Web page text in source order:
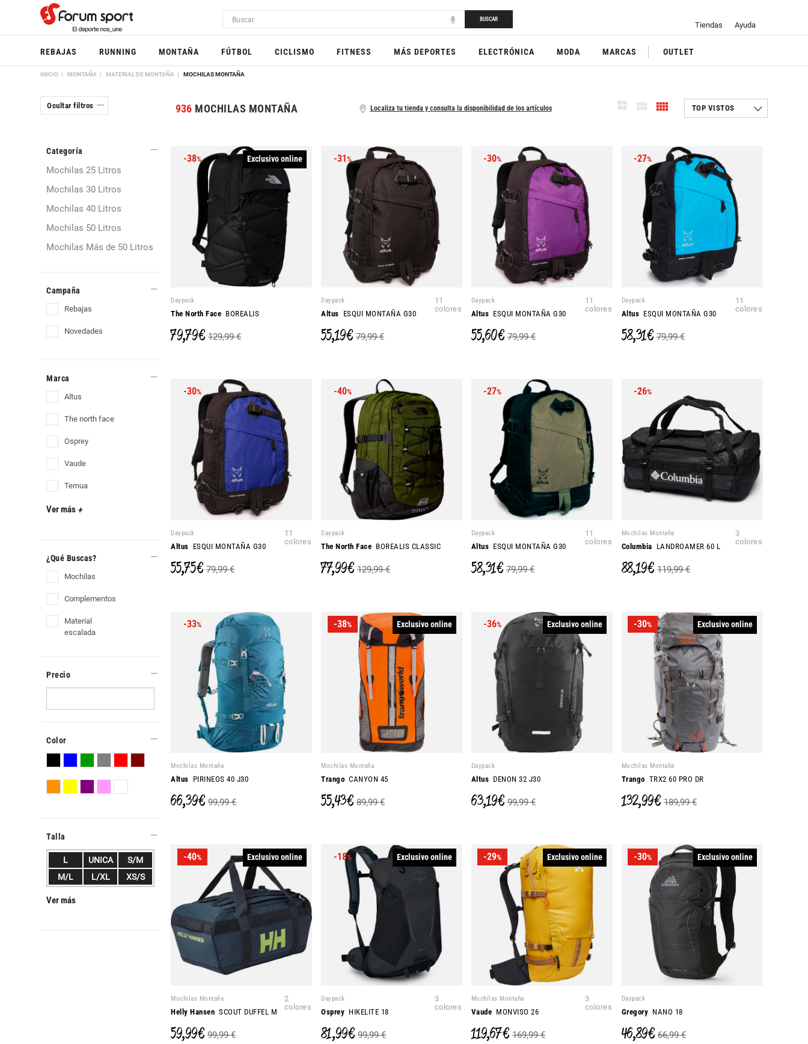
BUSCAR
Tiendas Ayuda
REBAJAS RUNNING MONTAÑA FÚTBOL CICLISMO FITNESS MÁS DEPORTES ELECTRÓNICA MODA MARCAS OUTLET
INICIO MONTAÑA MATERIAL DE MONTAÑA MOCHILAS MONTAÑA
Localiza tu tienda y consulta la disponibilidad de los artículos
936 MOCHILAS MONTAÑA
-38% Exclusivo online
Daypack
The North Face BOREALIS
79,79 € 129,99 €
-31%
Daypack
Altus ESQUI MONTAÑA G30
11
colores
55,19 € 79,99 €
-30%
Daypack
Altus ESQUI MONTAÑA G30
11
colores
55,60 € 79,99 €
-27%
Daypack
Altus ESQUI MONTAÑA G30
11
colores
58,31 € 79,99 €
-30%
Daypack
Altus ESQUI MONTAÑA G30
11
colores
55,75 € 79,99 €
-40%
Daypack
The North Face BOREALIS CLASSIC
77,99 € 129,99 €
-27%
Daypack
Altus ESQUI MONTAÑA G30
11
colores
58,31 € 79,99 €
-26%
Mochilas Montaña
Columbia LANDROAMER 60 L
3
colores
88,19 € 119,99 €
-33%
Mochilas Montaña
Altus PIRINEOS 40 J30
66,39 € 99,99 €
-38% Exclusivo online
Mochilas Montaña
Trango CANYON 45
55,43 € 89,99 €
-36% Exclusivo online
Daypack
Altus DENON 32 J30
63,19 € 99,99 €
-30% Exclusivo online
Mochilas Montaña
Trango TRX2 60 PRO DR
132,99 € 189,99 €
-40% Exclusivo online
Mochilas Montaña
Helly Hansen SCOUT DUFFEL M
2
colores
59,99 € 99,99 €
-18% Exclusivo online
Daypack
Osprey HIKELITE 18
3
colores
81,99 € 99,99 €
-29% Exclusivo online
Mochilas Montaña
Vaude MONVISO 26
3
colores
119,67 € 169,99 €
-30% Exclusivo online
Daypack
Gregory NANO 18
46,89 € 66,99 €
Ocultar filtros
Categoría
Mochilas 25 Litros
Mochilas 30 Litros
Mochilas 40 Litros
Mochilas 50 Litros
Mochilas Más de 50 Litros
Campaña
rebajas
novedades
Marca
altus
the north face
osprey
vaude
ternua
Ver más +
¿Qué Buscas?
mochilas
complementos
material
escalada
Precio
Color
Talla
L UNICA
S/M
M/L
L/XL XS/S
Ver más